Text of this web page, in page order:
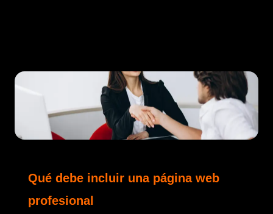
Qué debe incluir una página web
profesional